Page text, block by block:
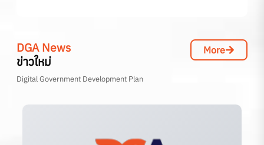
DGA News
ข่าวใหม่
More
Digital Government Development Plan